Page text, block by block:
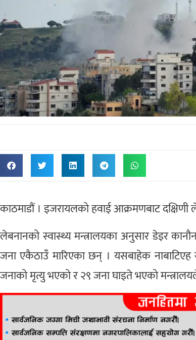
काठमाडौं । इजरायलको हवाई आक्रमणबाट
लेबनानको स्वास्थ्य मन्त्रालयका अनुसार डेइर
जना एकैठाउँ मारिएका छन् । यसबाहेक
जनाको मृत्यु भएको र २९ जना घाइते भएको